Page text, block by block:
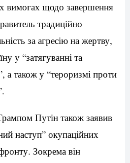
вимогах щодо завершення
традиційно
за агресію на жертву,
у “затягуванні та
а також у “тероризмі проти
Путін також заявив
наступ” окупаційних
фронту. Зокрема він